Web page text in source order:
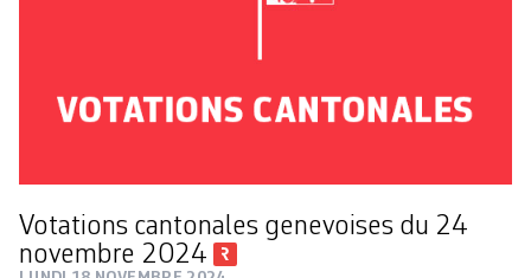
Votations cantonales genevoises du 24
novembre 2024